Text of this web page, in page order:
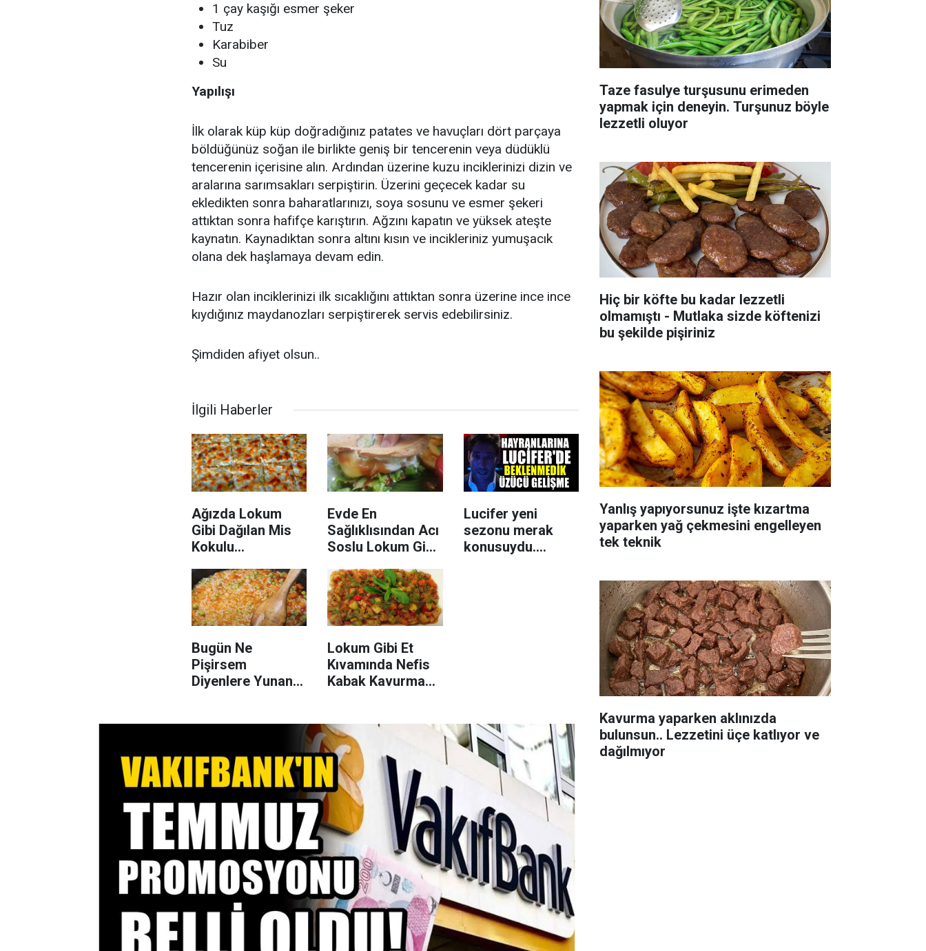
1 çay kaşığı esmer şeker
Tuz
Karabiber
Su
Yapılışı
İlk olarak küp küp doğradığınız patates ve havuçları dört parçaya
böldüğünüz soğan ile birlikte geniş bir tencerenin veya düdüklü
tencerenin içerisine alın. Ardından üzerine kuzu inciklerinizi dizin ve
aralarına sarımsakları serpiştirin. Üzerini geçecek kadar su
ekledikten sonra baharatlarınızı, soya sosunu ve esmer şekeri
attıktan sonra hafifçe karıştırın. Ağzını kapatın ve yüksek ateşte
kaynatın. Kaynadıktan sonra altını kısın ve incikleriniz yumuşacık
olana dek haşlamaya devam edin.
Hazır olan inciklerinizi ilk sıcaklığını attıktan sonra üzerine ince ince
kıydığınız maydanozları serpiştirerek servis edebilirsiniz.
Şimdiden afiyet olsun..
İlgili Haberler
Ağızda Lokum
Gibi Dağılan Mis
Kokulu
Böreği Tarifi Ve
Tüm Püf Noktası
Evde En
Sağlıklısından Acı
Soslu Lokum Gibi
Hamburger Tarifi
Lucifer yeni
sezonu merak
konusuydu.
Bugün Ne
Pişirsem
Diyenlere Yunan
Lokum Gibi Et
Kıvamında Nefis
Kabak Kavurma
Taze fasulye turşusunu erimeden
yapmak için deneyin. Turşunuz böyle
lezzetli oluyor
Hiç bir köfte bu kadar lezzetli
olmamıştı - Mutlaka sizde köftenizi
bu şekilde pişiriniz
Yanlış yapıyorsunuz işte kızartma
yaparken yağ çekmesini engelleyen
tek teknik
Kavurma yaparken aklınızda
bulunsun.. Lezzetini üçe katlıyor ve
dağılmıyor